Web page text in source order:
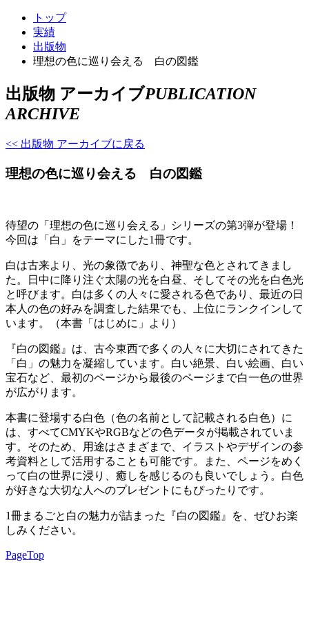
トップ
実績
出版物
理想の色に巡り会える 白の図鑑
出版物 アーカイブPUBLICATION
ARCHIVE
<< 出版物 アーカイブに戻る
理想の色に巡り会える 白の図鑑
待望の「理想の色に巡り会える」シリーズの第3弾が登場！
今回は「白」をテーマにした1冊です。
白は古来より、光の象徴であり、神聖な色とされてきまし
た。日中に降り注ぐ太陽の光を白昼、そしてその光を白色光
と呼びます。白は多くの人々に愛される色であり、最近の日
本人の色の好みを調査した結果でも、上位にランクインして
います。（本書「はじめに」より）
『白の図鑑』は、古今東西で多くの人々に大切にされてきた
「白」の魅力を凝縮しています。白い絶景、白い絵画、白い
宝石など、最初のページから最後のページまで白一色の世界
が広がります。
本書に登場する白色（色の名前として記載される白色）に
は、すべてCMYKやRGBなどの色データが掲載されていま
す。そのため、用途はさまざまで、イラストやデザインの参
考資料として活用することも可能です。また、ページをめく
って白の世界に浸り、癒しを感じるのも良いでしょう。白色
が好きな大切な人へのプレゼントにもぴったりです。
1冊まるごと白の魅力が詰まった『白の図鑑』を、ぜひお楽
しみください。
PageTop